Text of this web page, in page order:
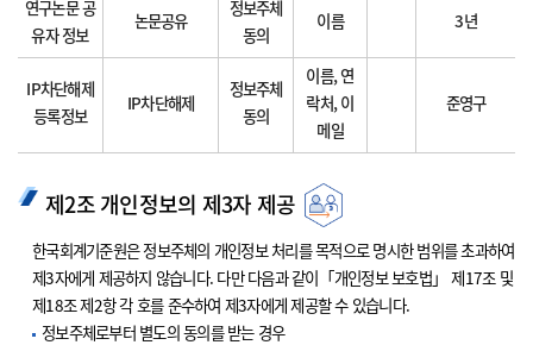
연구논문 공
유자 정보
논문공유
정보주체
동의
이름 3년
IP차단해제
등록정보
IP차단해제
정보주체
동의
이름, 연
락처, 이
메일
준영구
제2조 개인정보의 제3자 제공
한국회계기준원은 정보주체의 개인정보 처리를 목적으로 명시한 범위를 초과하여
제3자에게 제공하지 않습니다. 다만 다음과 같이「개인정보 보호법」 제17조 및
제18조 제2항 각 호를 준수하여 제3자에게 제공할 수 있습니다.
정보주체로부터 별도의 동의를 받는 경우